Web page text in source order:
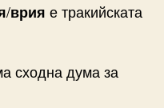
/врия е тракийската
сходна дума за